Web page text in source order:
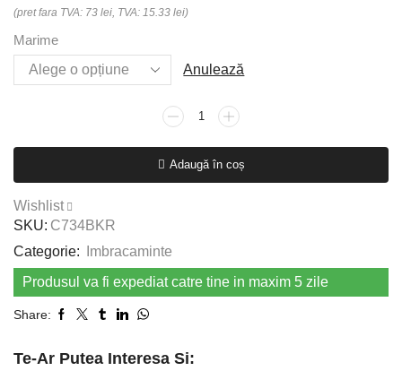
(pret fara TVA: 73 lei, TVA: 15.33 lei)
Marime
Anulează
Cantitate
Chefs,
Adaugă în coș
Wishlist
SKU: C734BKR
Categorie:
Imbracaminte
Produsul va fi expediat catre tine in maxim 5 zile
Share:
Te-Ar Putea Interesa Si: